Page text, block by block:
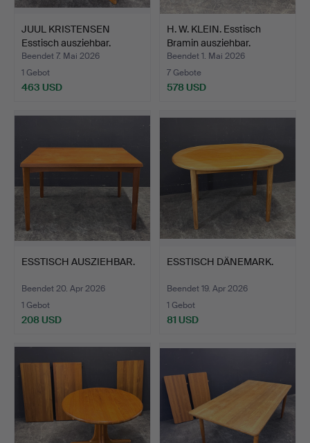
JUUL KRISTENSEN
Esstisch ausziehbar.
Beendet 7. Mai 2026
1 Gebot
463 USD
H. W. KLEIN. Esstisch
Bramin ausziehbar.
Beendet 1. Mai 2026
7 Gebote
578 USD
ESSTISCH AUSZIEHBAR.
Beendet 20. Apr 2026
1 Gebot
208 USD
ESSTISCH DÄNEMARK.
Beendet 19. Apr 2026
1 Gebot
81 USD